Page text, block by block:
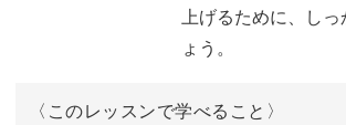
上げるために、し
ょう。
〈このレッスンで学べること〉